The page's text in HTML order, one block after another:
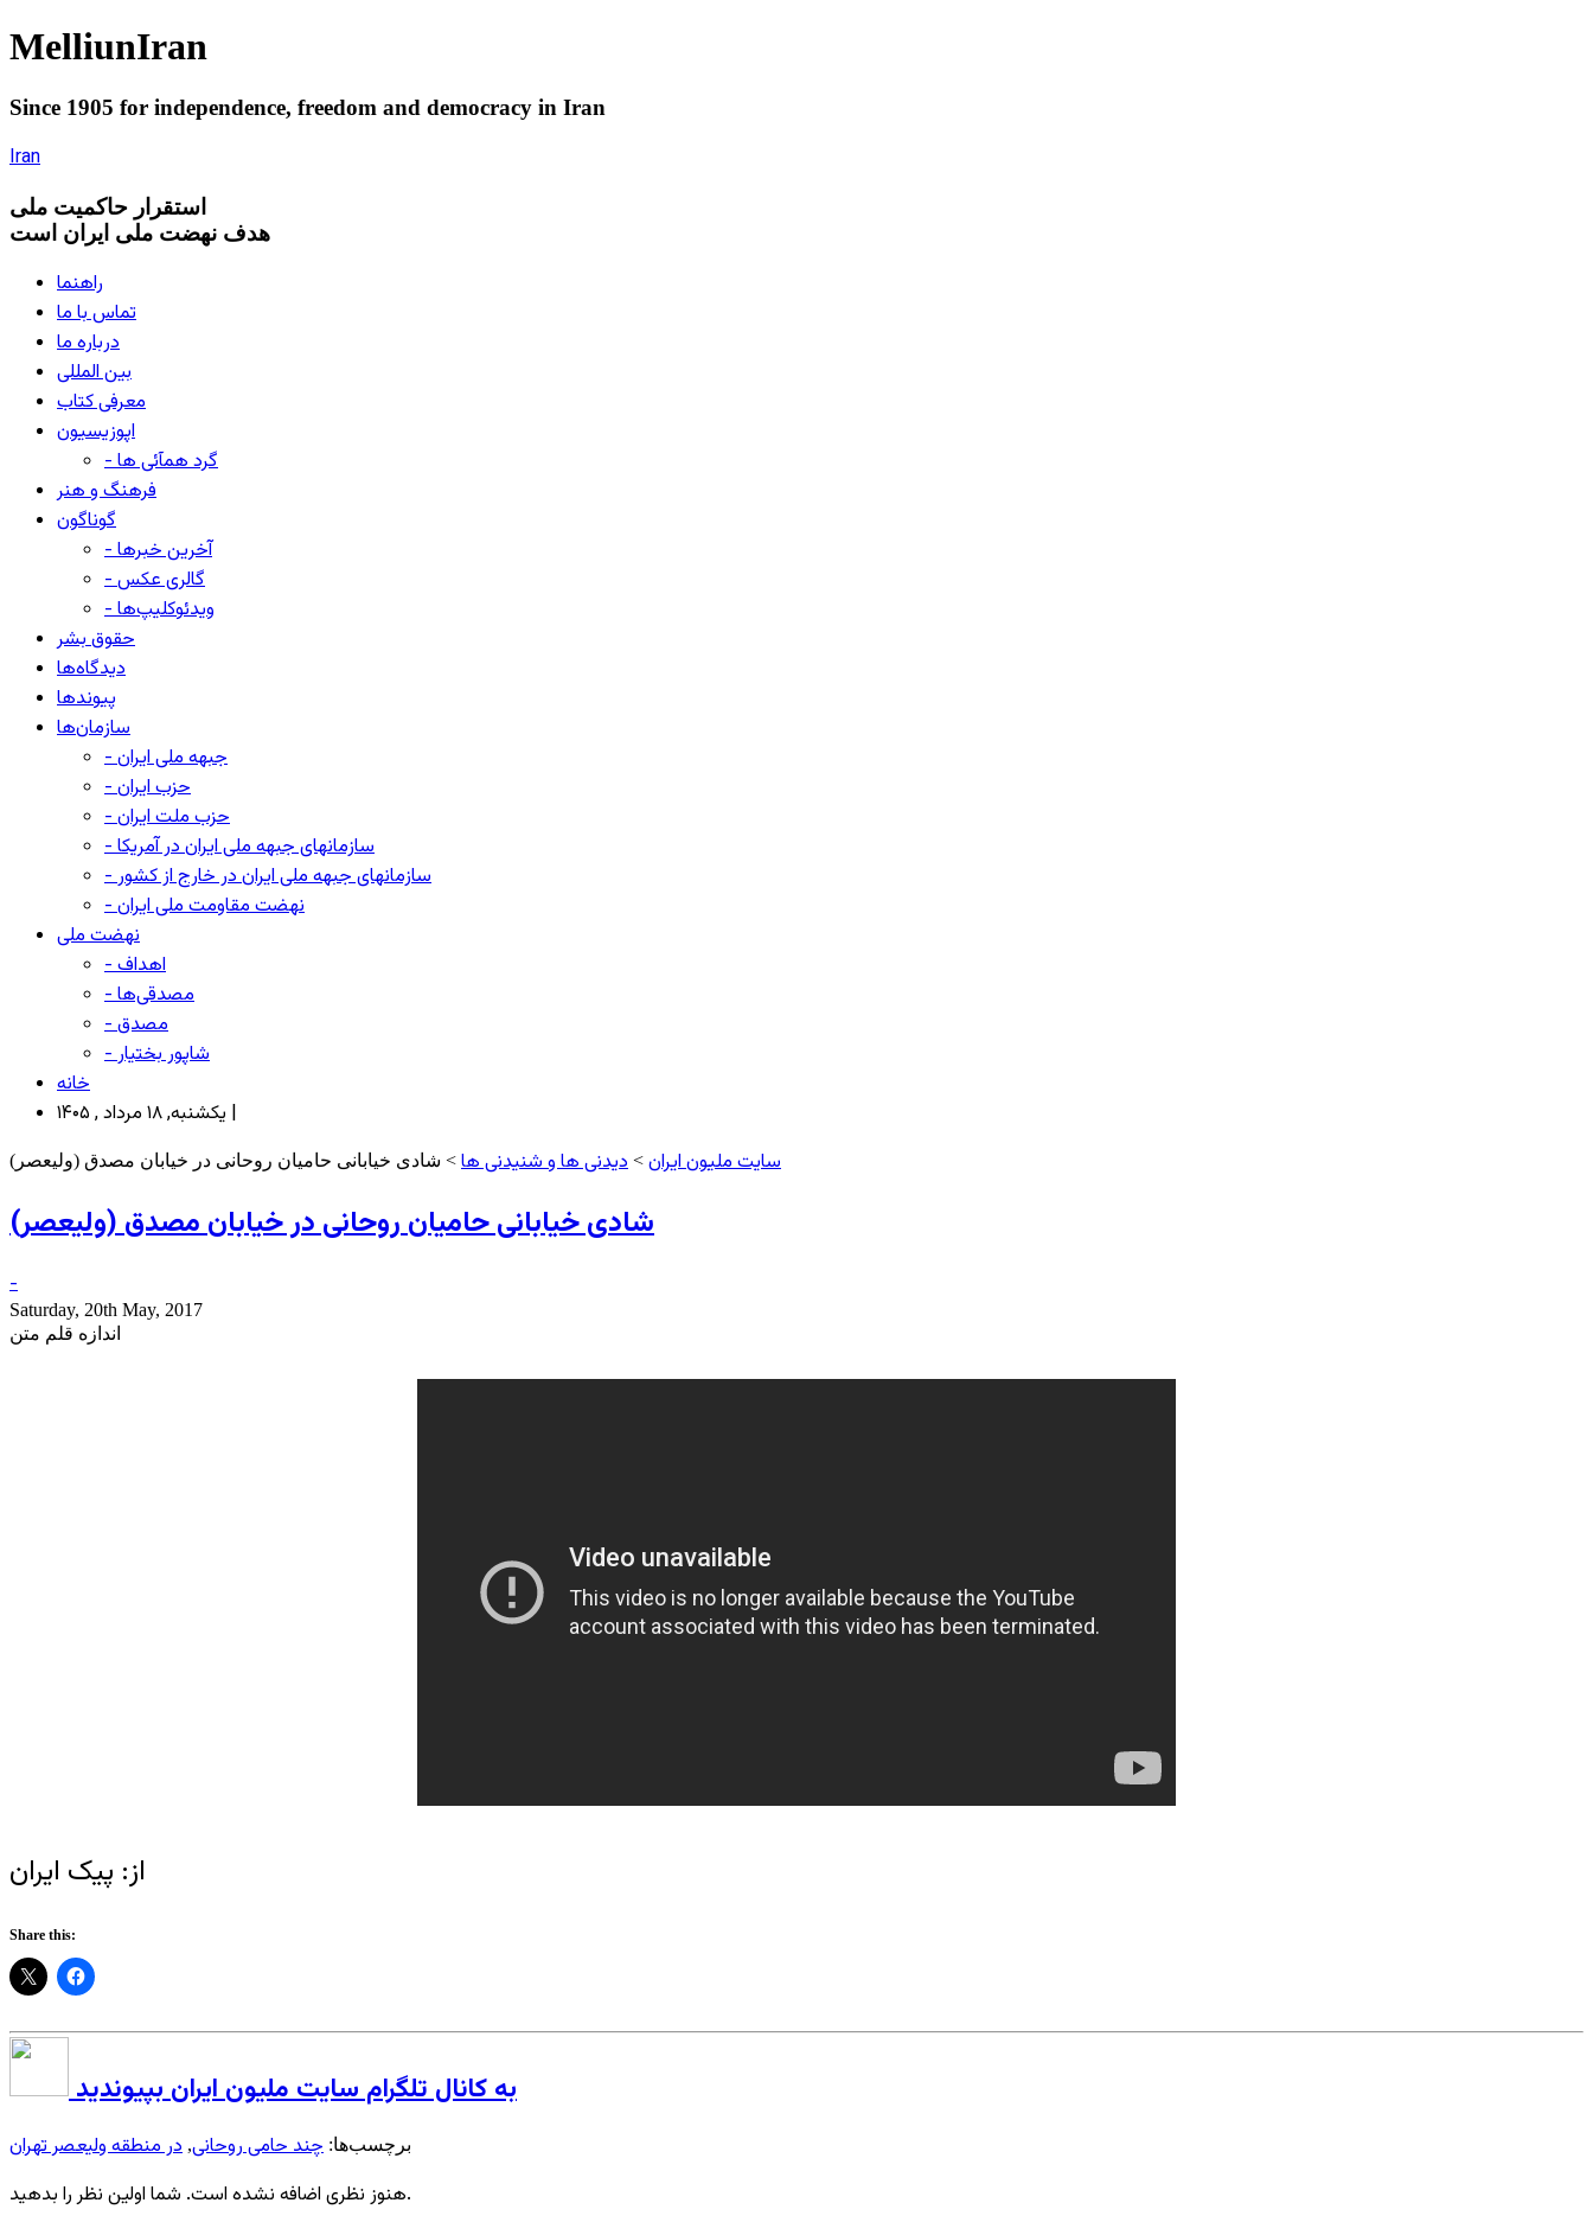
MelliunIran
Since 1905 for independence, freedom and democracy in Iran
Iran
استقرار حاکميت ملی
هدف نهضت ملی ایران است
راهنما
تماس با ما
درباره ما
بین المللی
معرفی کتاب
اپوزیسیون
- گرد همآئی ها
فرهنگ و هنر
گوناگون
- آخرین خبرها
- گالری عکس
- ویدئوکلیپ‌ها
حقوق بشر
دیدگاه‌ها
پیوندها
سازمان‌ها
- جبهه ملی ایران
- حزب ایران
- حزب ملت ایران
- سازمانهای جبهه ملی ایران در آمریکا
- سازمانهای جبهه ملی ایران در خارج از کشور
- نهضت مقاومت ملی ایران
نهضت ملی
- اهداف
- مصدقی‌ها
- مصدق
- شاپور بختیار
خانه
یکشنبه, ۱۸ مرداد , ۱۴۰۵ |
سایت ملیون ایران > دیدنی ها و شنیدنی ها > شادی خیابانی حامیان روحانی در خیابان مصدق (ولیعصر)
شادی خیابانی حامیان روحانی در خیابان مصدق (ولیعصر)
-
Saturday, 20th May, 2017
اندازه قلم متن
از: پیک ایران
Share this:
به کانال تلگرام سایت ملیون ایران بپیوندید
برچسب‌ها: چند حامی روحانی, در منطقه ولیعصر تهران
هنوز نظری اضافه نشده است. شما اولین نظر را بدهید.